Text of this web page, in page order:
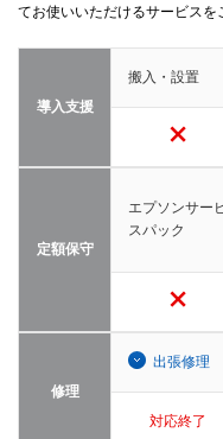
てお使いいただけるサービスを
導入支援
搬入・設置
定額保守
エプソンサー
スパック
修理
出張修理
対応終了